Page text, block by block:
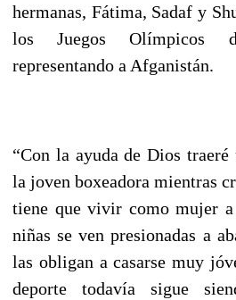
hermanas, Fátima, Sadaf y
los Juegos Olímpicos
representando a Afganistán.
“Con la ayuda de Dios traeré
la joven boxeadora mientras
tiene que vivir como mujer
niñas se ven presionadas a
las obligan a casarse muy
deporte todavía sigue